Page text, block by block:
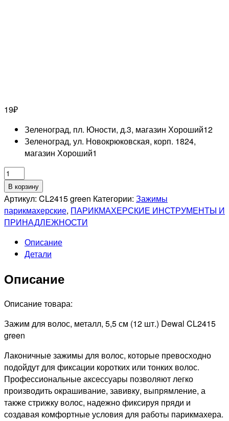
19₽
Зеленоград, пл. Юности, д.3, магазин Хороший12
Зеленоград, ул. Новокрюковская, корп. 1824,
магазин Хороший1
Количество
товара
DEWAL
PRO
CL2415
Зажим
для
металл,
1шт
В корзину
Артикул: CL2415 green Категории: Зажимы
парикмахерские, ПАРИКМАХЕРСКИЕ ИНСТРУМЕНТЫ И
ПРИНАДЛЕЖНОСТИ
Описание
Детали
Описание
Описание товара:
Зажим для волос, металл, 5,5 см (12 шт.) Dewal CL2415
green
Лаконичные зажимы для волос, которые превосходно
подойдут для фиксации коротких или тонких волос.
Профессиональные аксессуары позволяют легко
производить окрашивание, завивку, выпрямление, а
также стрижку волос, надежно фиксируя пряди и
создавая комфортные условия для работы парикмахера.